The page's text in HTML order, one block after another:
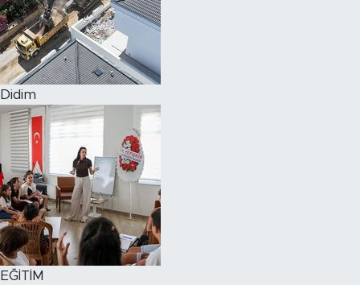
Didim
EĞİTİM